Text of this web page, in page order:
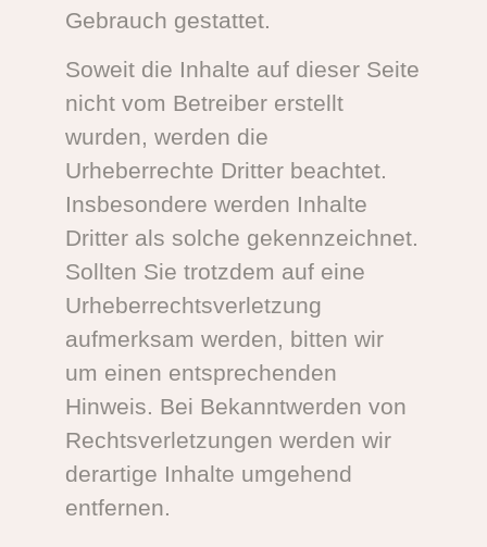
Gebrauch gestattet.
Soweit die Inhalte auf dieser Seite
nicht vom Betreiber erstellt
wurden, werden die
Urheberrechte Dritter beachtet.
Insbesondere werden Inhalte
Dritter als solche gekennzeichnet.
Sollten Sie trotzdem auf eine
Urheberrechtsverletzung
aufmerksam werden, bitten wir
um einen entsprechenden
Hinweis. Bei Bekanntwerden von
Rechtsverletzungen werden wir
derartige Inhalte umgehend
entfernen.